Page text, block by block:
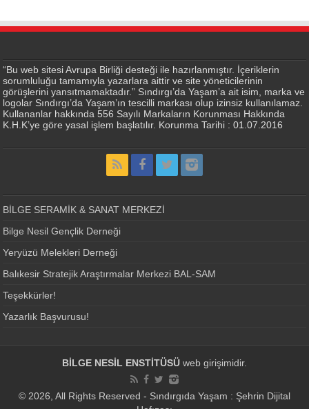
“Bu web sitesi Avrupa Birliği desteği ile hazırlanmıştır. İçeriklerin
sorumluluğu tamamıyla yazarlara aittir ve site yöneticilerinin
görüşlerini yansıtmamaktadır.” Sındırgı’da Yaşam’a ait isim, marka ve
logolar Sındırgı’da Yaşam’ın tescilli markası olup izinsiz kullanılamaz.
Kullananlar hakkında 556 Sayılı Markaların Korunması Hakkında
K.H.K’ye göre yasal işlem başlatılır. Korunma Tarihi : 01.07.2016
BİLGE SERAMİK & SANAT MERKEZİ
Bilge Nesil Gençlik Derneği
Yeryüzü Melekleri Derneği
Balıkesir Stratejik Araştırmalar Merkezi BAL-SAM
Teşekkürler!
Yazarlık Başvurusu!
BİLGE NESİL ENSTİTÜSÜ web girişimidir.
© 2026, All Rights Reserved - Sındırgıda Yaşam : Şehrin Dijital